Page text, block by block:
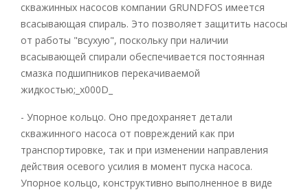
скважинных насосов компании GRUNDFOS имеется
всасывающая спираль. Это позволяет защитить насосы
от работы "всухую", поскольку при наличии
всасывающей спирали обеспечивается постоянная
смазка подшипников перекачиваемой
жидкостью;_x000D_
- Упорное кольцо. Оно предохраняет детали
скважинного насоса от повреждений как при
транспортировке, так и при изменении направления
действия осевого усилия в момент пуска насоса.
Упорное кольцо, конструктивно выполненное в виде